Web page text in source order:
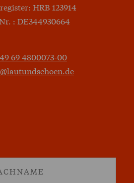
HRB 123914
: DE344930664
69 4800073-00